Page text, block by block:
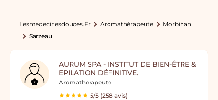
Lesmedecinesdouces.fr Aromathérapeute
Morbihan
Sarzeau
AURUM SPA - INSTITUT DE BIEN-ÊTRE &
EPILATION DÉFINITIVE.
Aromatherapeute
5/5 (258 avis)